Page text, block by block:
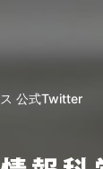
公式Twitter